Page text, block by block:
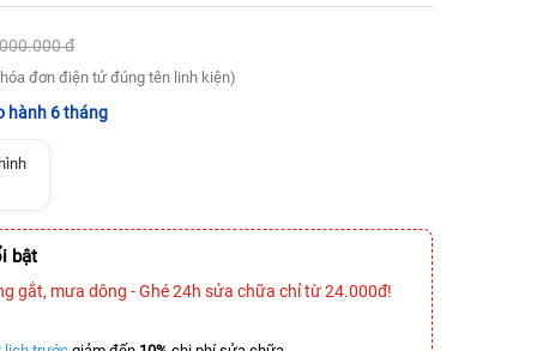
đ
hóa đơn điện tử đúng tên linh kiện)
hành 6 tháng
bật
gắt, mưa dông - Ghé 24h sửa chữa chỉ từ 24.000đ!